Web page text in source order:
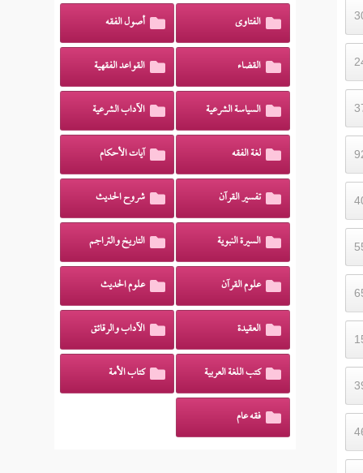
الفتاوى أصول الفقه
القضاء القواعد الفقهية
السياسة الشرعية الآداب الشرعية
لغة الفقه آيات الأحكام
تفسير القرآن شروح الحديث
السيرة النبوية التاريخ والتراجم
علوم القرآن علوم الحديث
العقيدة الآداب والرقائق
كتب اللغة العربية كتاب الأمة
فقه عام